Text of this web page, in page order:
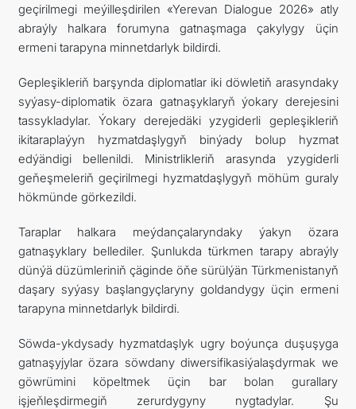
geçirilmegi meýilleşdirilen «Yerevan Dialogue 2026» atly
abraýly halkara forumyna gatnaşmaga çakylygy üçin
ermeni tarapyna minnetdarlyk bildirdi.
Gepleşikleriň barşynda diplomatlar iki döwletiň arasyndaky
syýasy-diplomatik özara gatnaşyklaryň ýokary derejesini
tassykladylar. Ýokary derejedäki yzygiderli gepleşikleriň
ikitaraplaýyn hyzmatdaşlygyň binýady bolup hyzmat
edýändigi bellenildi. Ministrlikleriň arasynda yzygiderli
geňeşmeleriň geçirilmegi hyzmatdaşlygyň möhüm guraly
hökmünde görkezildi.
Taraplar halkara meýdançalaryndaky ýakyn özara
gatnaşyklary bellediler. Şunlukda türkmen tarapy abraýly
dünýä düzümleriniň çäginde öňe sürülýän Türkmenistanyň
daşary syýasy başlangyçlaryny goldandygy üçin ermeni
tarapyna minnetdarlyk bildirdi.
Söwda-ykdysady hyzmatdaşlyk ugry boýunça duşuşyga
gatnaşyjylar özara söwdany diwersifikasiýalaşdyrmak we
göwrümini köpeltmek üçin bar bolan gurallary
işjeňleşdirmegiň zerurdygyny nygtadylar. Şu